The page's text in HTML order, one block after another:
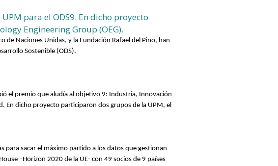
para el ODS9. En dicho proyecto
Engineering Group (OEG).
Naciones Unidas, y la Fundación Rafael del Pino, han
Sostenible (ODS).
el premio que aludía al objetivo 9: Industria, Innovación
En dicho proyecto participaron dos grupos de la UPM, el
para sacar el máximo partido a los datos que gestionan
–Horizon 2020 de la UE- con 49 socios de 9 países